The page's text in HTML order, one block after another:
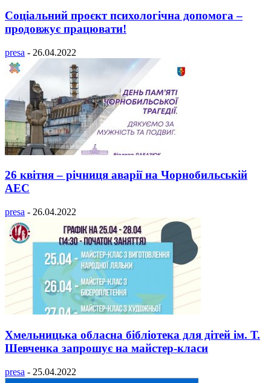
Соціальний проєкт психологічна допомога –
продовжує працювати!
presa - 26.04.2022
26 квітня – річниця аварії на Чорнобильській
АЕС
presa - 26.04.2022
Хмельницька обласна бібліотека для дітей ім. Т.
Шевченка запрошує на майстер-класи
presa - 25.04.2022